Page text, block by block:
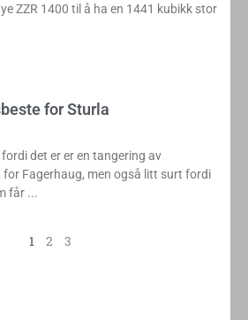
ZZR 1400 til å ha en 1441 kubikk stor
for Sturla
det er er en tangering av
Fagerhaug, men også litt surt fordi
får
1 2 3